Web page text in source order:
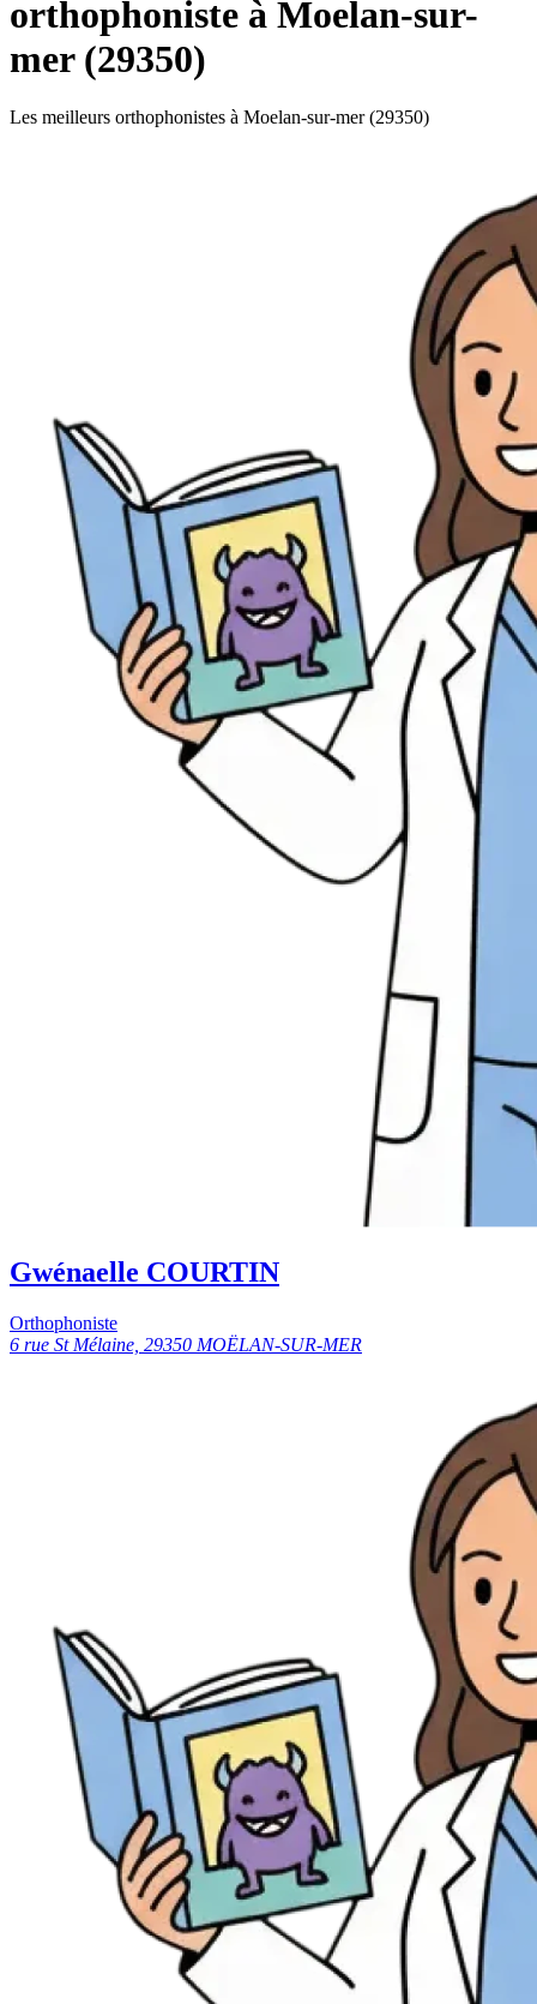
orthophoniste à Moelan-sur-
mer (29350)
Les meilleurs orthophonistes à Moelan-sur-mer (29350)
Gwénaelle COURTIN
Orthophoniste
6 rue St Mélaine, 29350 MOËLAN-SUR-MER